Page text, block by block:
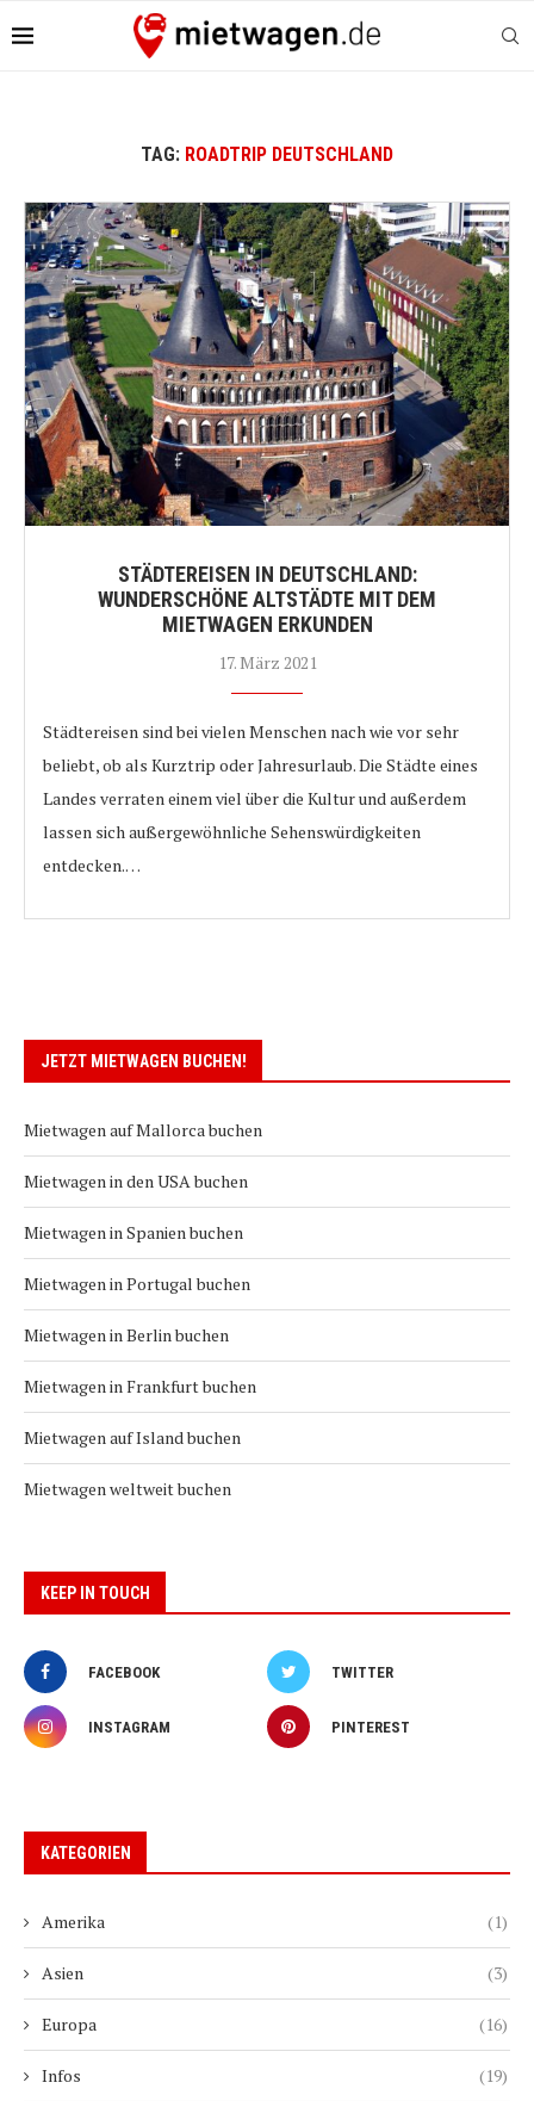
TAG: ROADTRIP DEUTSCHLAND
STÄDTEREISEN IN DEUTSCHLAND:
WUNDERSCHÖNE ALTSTÄDTE MIT DEM
MIETWAGEN ERKUNDEN
17. März 2021
Städtereisen sind bei vielen Menschen nach wie vor sehr
beliebt, ob als Kurztrip oder Jahresurlaub. Die Städte eines
Landes verraten einem viel über die Kultur und außerdem
lassen sich außergewöhnliche Sehenswürdigkeiten
entdecken.…
JETZT MIETWAGEN BUCHEN!
Mietwagen auf Mallorca buchen
Mietwagen in den USA buchen
Mietwagen in Spanien buchen
Mietwagen in Portugal buchen
Mietwagen in Berlin buchen
Mietwagen in Frankfurt buchen
Mietwagen auf Island buchen
Mietwagen weltweit buchen
KEEP IN TOUCH
FACEBOOK TWITTER
INSTAGRAM PINTEREST
KATEGORIEN
Amerika (1)
Asien (3)
Europa (16)
Infos (19)